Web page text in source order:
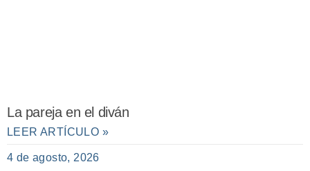
La pareja en el diván
LEER ARTÍCULO »
4 de agosto, 2026